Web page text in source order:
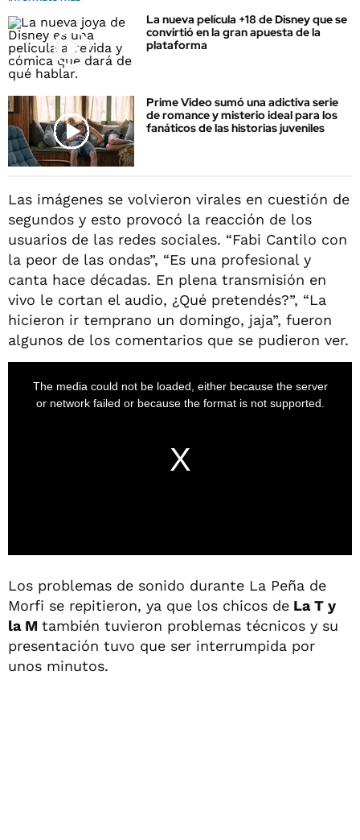
La nueva película +18 de Disney que se
convirtió en la gran apuesta de la
plataforma
Prime Video sumó una adictiva serie
de romance y misterio ideal para los
fanáticos de las historias juveniles
Las imágenes se volvieron virales en cuestión de
segundos y esto provocó la reacción de los
usuarios de las redes sociales. “Fabi Cantilo con
la peor de las ondas”, “Es una profesional y
canta hace décadas. En plena transmisión en
vivo le cortan el audio, ¿Qué pretendés?”, “La
hicieron ir temprano un domingo, jaja”, fueron
algunos de los comentarios que se pudieron ver.
Los problemas de sonido durante La Peña de
Morfi se repitieron, ya que los chicos de La T y
la M también tuvieron problemas técnicos y su
presentación tuvo que ser interrumpida por
unos minutos.